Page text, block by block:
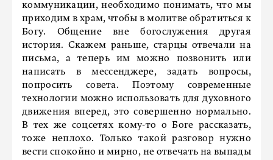
коммуникации, необходимо понимать, что мы
приходим в храм, чтобы в молитве обратиться к
Богу. Общение вне богослужения другая
история. Скажем раньше, старцы отвечали на
письма, а теперь им можно позвонить или
написать в мессенджере, задать вопросы,
попросить совета. Поэтому современные
технологии можно использовать для духовного
движения вперед, это совершенно нормально.
В тех же соцсетях кому-то о Боге рассказать,
тоже неплохо. Только такой разговор нужно
вести спокойно и мирно, не отвечать на выпады